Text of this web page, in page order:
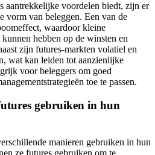
aantrekkelijke voordelen biedt, zijn er
vorm van beleggen. Een van de
waardoor kleine
hebben op de winsten en
zijn futures-markten volatiel en
wat kan leiden tot aanzienlijke
voor beleggers om goed
toe te passen.
gebruiken in hun
manieren gebruiken in hun
ze futures gebruiken om te